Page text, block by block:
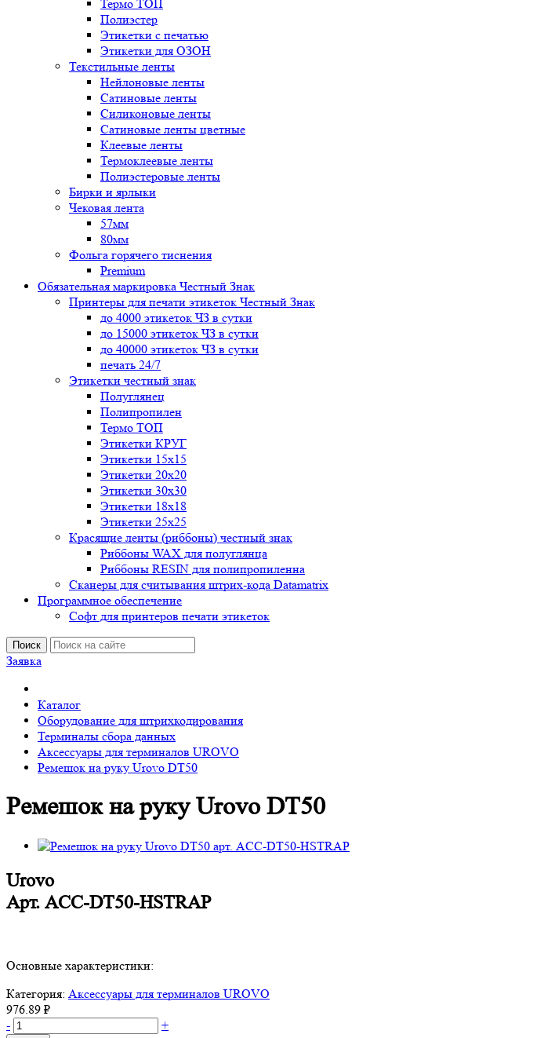
Термо ТОП
Полиэстер
Этикетки с печатью
Этикетки для ОЗОН
Текстильные ленты
Нейлоновые ленты
Сатиновые ленты
Силиконовые ленты
Сатиновые ленты цветные
Клеевые ленты
Термоклеевые ленты
Полиэстеровые ленты
Бирки и ярлыки
Чековая лента
57мм
80мм
Фольга горячего тиснения
Premium
Обязательная маркировка Честный Знак
Принтеры для печати этикеток Честный Знак
до 4000 этикеток ЧЗ в сутки
до 15000 этикеток ЧЗ в сутки
до 40000 этикеток ЧЗ в сутки
печать 24/7
Этикетки честный знак
Полуглянец
Полипропилен
Термо ТОП
Этикетки КРУГ
Этикетки 15х15
Этикетки 20х20
Этикетки 30х30
Этикетки 18х18
Этикетки 25х25
Красящие ленты (риббоны) честный знак
Риббоны WAX для полуглянца
Риббоны RESIN для полипропиленна
Сканеры для считывания штрих-кода Datamatrix
Программное обеспечение
Софт для принтеров печати этикеток
Поиск
Заявка
Каталог
Оборудование для штрихкодирования
Терминалы сбора данных
Аксессуары для терминалов UROVO
Ремешок на руку Urovo DT50
Ремешок на руку Urovo DT50
Urovo
Арт. ACC-DT50-HSTRAP
Основные характеристики:
Категория: Аксессуары для терминалов UROVO
976.89 ₽
-
+